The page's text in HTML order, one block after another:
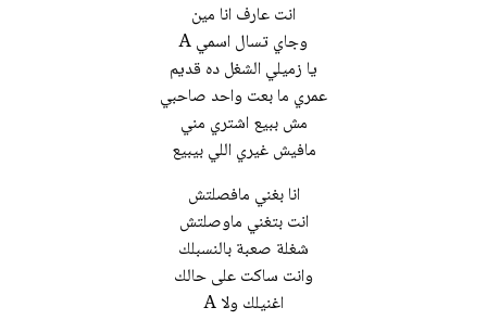
انت عارف انا مين
وجاي تسال اسمي A
يا زميلي الشغل ده قديم
عمري ما بعت واحد صاحبي
مش ببيع اشتري مني
مافيش غيري اللي بيبيع
انا بغني مافصلتش
انت بتغني ماوصلتش
شغلة صعبة بالنسبلك
وانت ساكت على حالك
اغنيلك ولا A